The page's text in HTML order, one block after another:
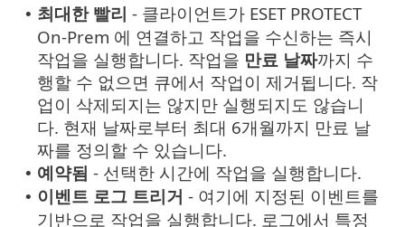
• 최대한 빨리 - 클라이언트가 ESET PROTECT
On-Prem 에 연결하고 작업을 수신하는 즉시
작업을 실행합니다. 작업을 만료 날짜까지 수
행할 수 없으면 큐에서 작업이 제거됩니다. 작
업이 삭제되지는 않지만 실행되지도 않습니
다. 현재 날짜로부터 최대 6개월까지 만료 날
짜를 정의할 수 있습니다.
• 예약됨 - 선택한 시간에 작업을 실행합니다.
• 이벤트 로그 트리거 - 여기에 지정된 이벤트를
기반으로 작업을 실행합니다. 로그에서 특정